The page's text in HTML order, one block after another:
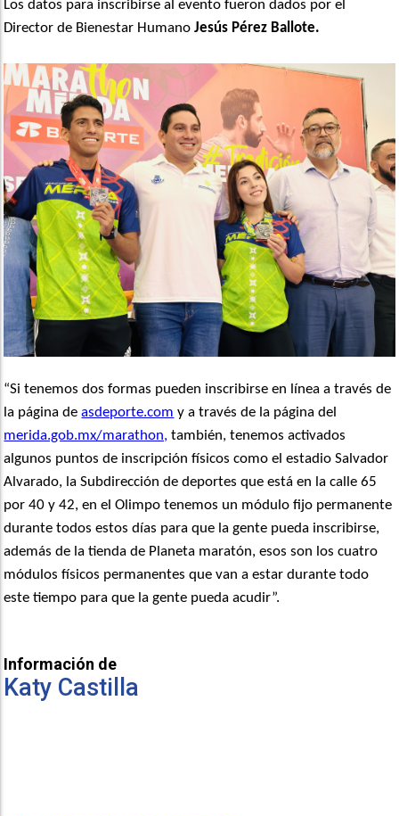
Los datos para inscribirse al evento fueron dados por el
Director de Bienestar Humano Jesús Pérez Ballote.
“Si tenemos dos formas pueden inscribirse en línea a través de
la página deasdeporte.com y a través de la página del
merida.gob.mx/marathon, también, tenemos activados
algunos puntos de inscripción físicos como el estadio Salvador
Alvarado, la Subdirección de deportes que está en la calle 65
por 40 y 42, en el Olimpo tenemos un módulo fijo permanente
durante todos estos días para que la gente pueda inscribirse,
además de la tienda de Planeta maratón, esos son los cuatro
módulos físicos permanentes que van a estar durante todo
este tiempo para que la gente pueda acudir”.
Información de
Katy Castilla